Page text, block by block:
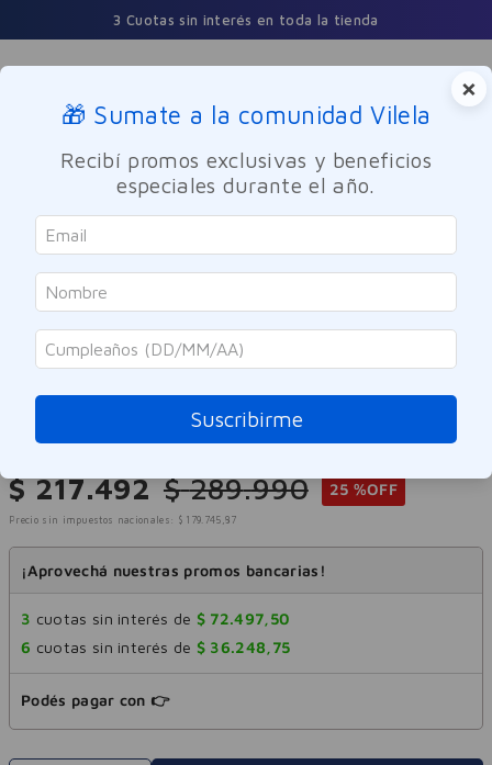
3 Cuotas sin interés en toda la tienda
Buscar
Cuidado Oral Accesorios
Waterpik
Ducha Bucal WaterPik Ultra Jet
Wp-100 A
Referencia:-321694
$ 217.492 $ 289.990 25 %OFF
Precio sin impuestos nacionales: $ 179. 745 ,87
¡Aprovechá nuestras promos bancarias!
3 cuotas sin interés de $ 72.497, 50
6 cuotas sin interés de $ 36.248, 75
Podés pagar con 👉
×
🎁 Sumate a la comunidad Vilela
Recibí promos exclusivas y beneficios
especiales durante el año.
Suscribirme